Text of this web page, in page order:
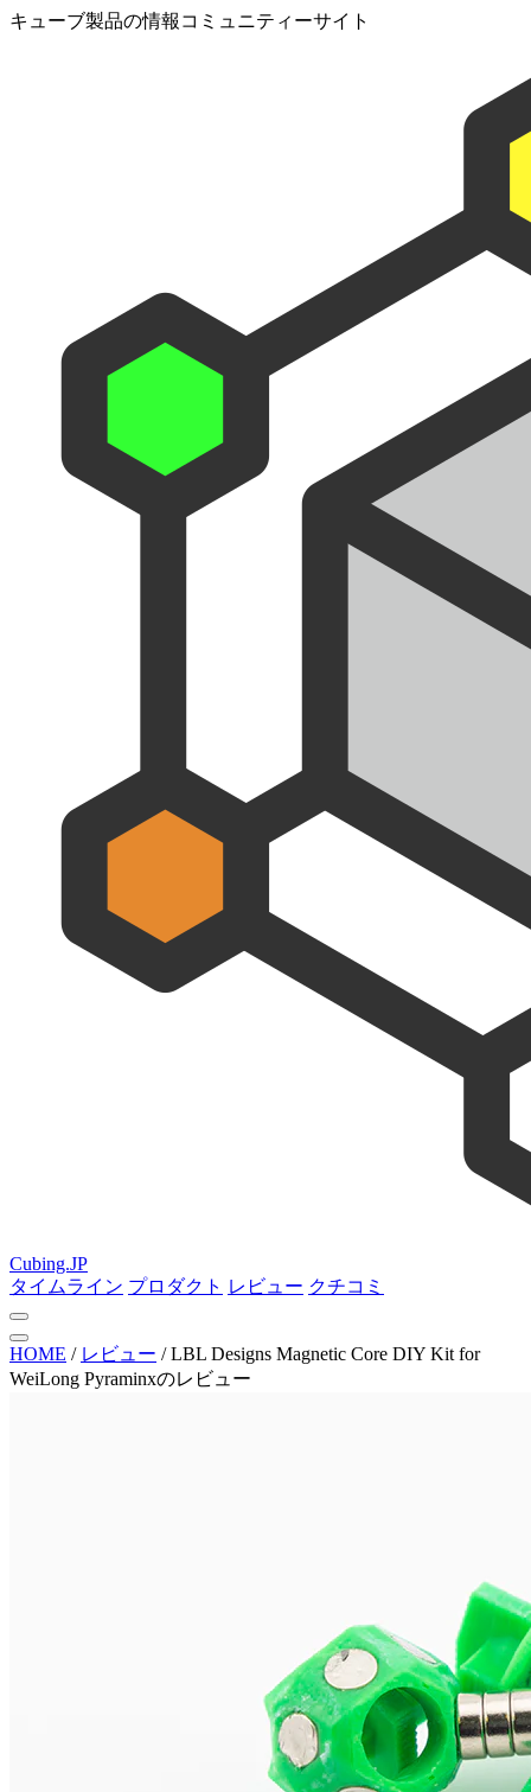
キューブ製品の情報コミュニティーサイト
Cubing.JP
タイムライン プロダクト レビュー クチコミ
HOME / レビュー / LBL Designs Magnetic Core DIY Kit for
WeiLong Pyraminxのレビュー